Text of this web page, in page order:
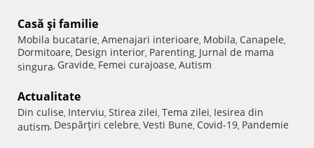
Casă şi familie
Mobila bucatarie, Amenajari interioare, Mobila, Canapele,
Dormitoare, Design interior, Parenting, Jurnal de mama
singura, Gravide, Femei curajoase, Autism
Actualitate
Din culise, Interviu, Stirea zilei, Tema zilei, Iesirea din
autism, Despărţiri celebre, Vesti Bune, Covid-19, Pandemie